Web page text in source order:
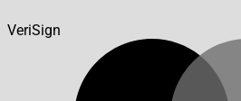
VeriSign